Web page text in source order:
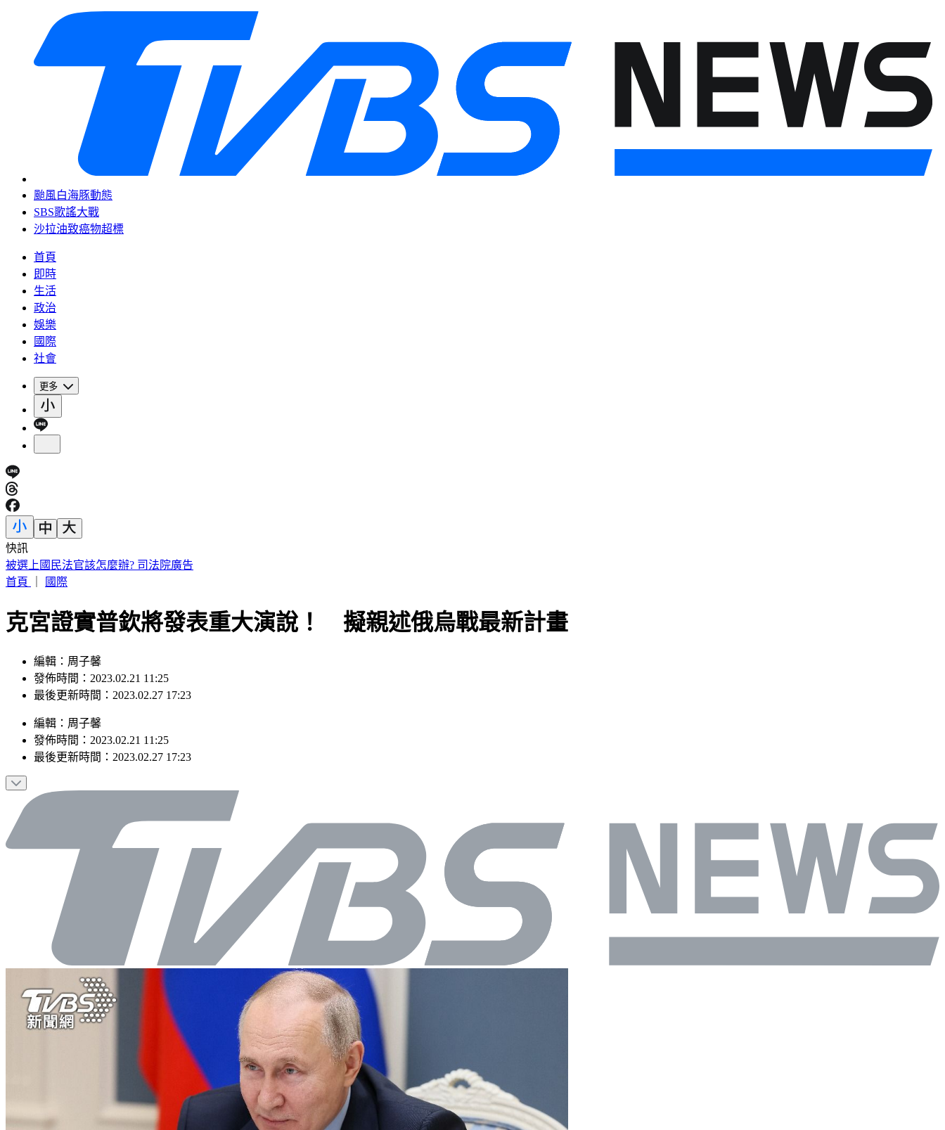
颱風白海豚動態
SBS歌謠大戰
沙拉油致癌物超標
首頁
即時
生活
政治
娛樂
國際
社會
更多
快訊
被選上國民法官該怎麼辦? 司法院廣告
首頁
國際
克宮證實普欽將發表重大演說！ 擬親述俄烏戰最新計畫
編輯：周子馨
發佈時間：2023.02.21 11:25
最後更新時間：2023.02.27 17:23
編輯 ： 周子馨
發佈時間： 2023.02.21 11:25
最後更新時間： 2023.02.27 17:23